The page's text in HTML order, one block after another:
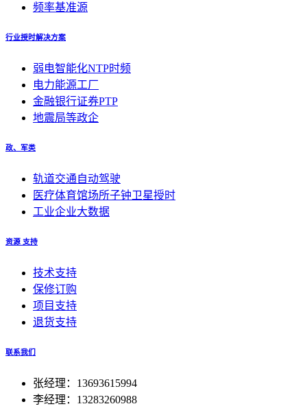
频率基准源
行业授时解决方案
弱电智能化NTP时频
电力能源工厂
金融银行证券PTP
地震局等政企
政、军类
轨道交通自动驾驶
医疗体育馆场所子钟卫星授时
工业企业大数据
资源 支持
技术支持
保修订购
项目支持
退货支持
联系我们
张经理：13693615994
李经理：13283260988